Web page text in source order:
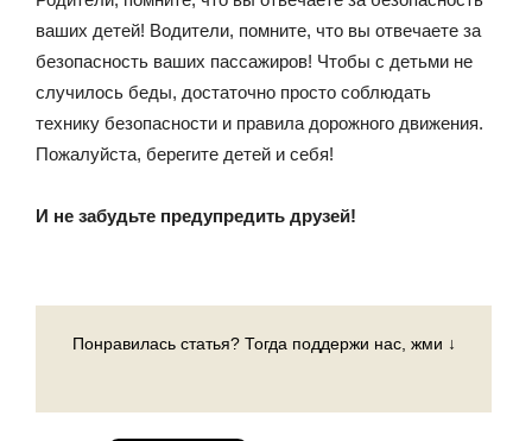
ваших детей! Водители, помните, что вы отвечаете за
безопасность ваших пассажиров! Чтобы с детьми не
случилось беды, достаточно просто соблюдать
технику безопасности и правила дорожного движения.
Пожалуйста, берегите детей и себя!
И не забудьте предупредить друзей!
Понравилась статья? Тогда поддержи нас, жми ↓